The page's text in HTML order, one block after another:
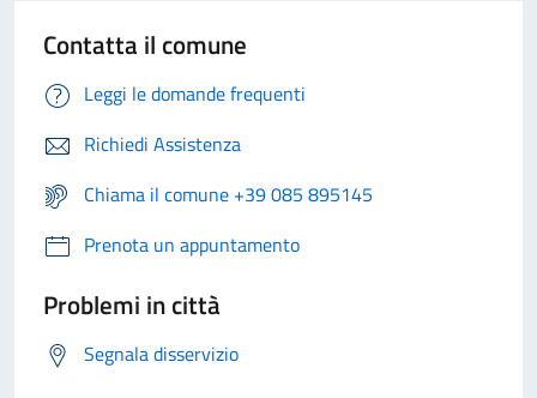
Contatta il comune
Leggi le domande frequenti
Richiedi Assistenza
Chiama il comune +39 085 895145
Prenota un appuntamento
Problemi in città
Segnala disservizio